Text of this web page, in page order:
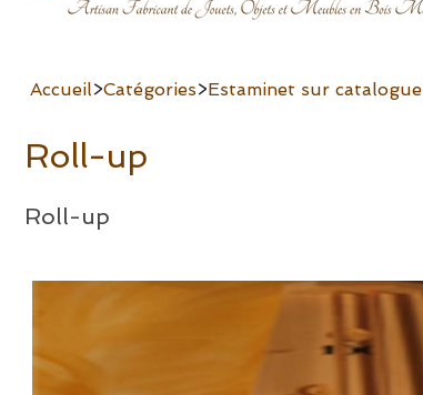
Accueil>Catégories>Estaminet sur catalogue
Roll-up
Roll-up